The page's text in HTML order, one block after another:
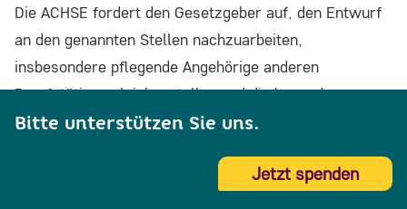
Die ACHSE fordert den Gesetzgeber auf, den Entwurf
an den genannten Stellen nachzuarbeiten,
insbesondere pflegende Angehörige anderen
Berufstätigen gleichzustellen und die besonderen
Bedarfe von pflegebedürftigen Kindern, Jugendlichen,
Menschen mit Seltenen Erkrankungen verbindlich zu
Bitte unterstützen Sie uns.
Jetzt spenden